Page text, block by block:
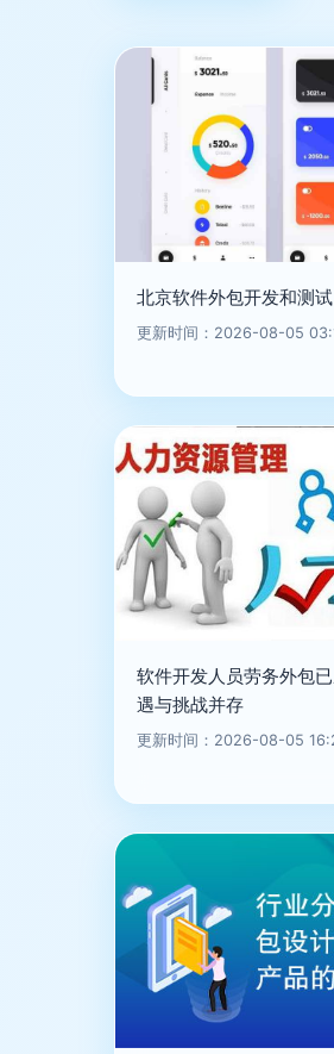
北京软件外包开发和测试
更新时间：2026-08-05
软件开发人员劳务外包
遇与挑战并存
更新时间：2026-08-05